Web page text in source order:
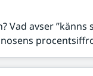
Vad avser ”känns